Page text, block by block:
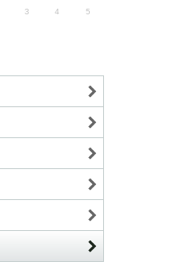
3 4 5